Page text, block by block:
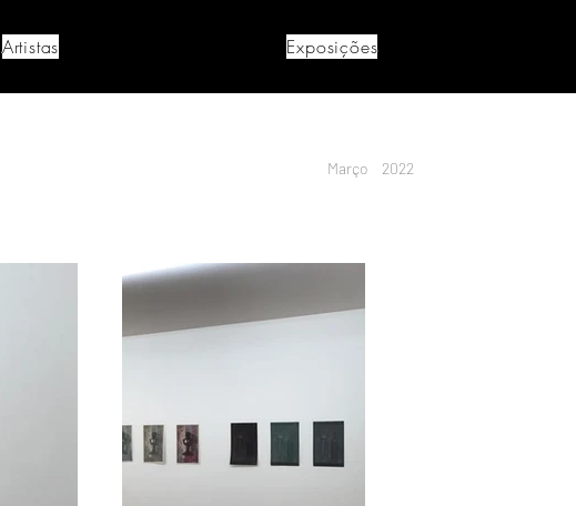
Artistas Exposições
Março 2022